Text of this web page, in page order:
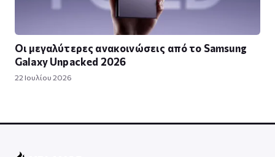
Οι μεγαλύτερες ανακοινώσεις από το Samsung
Galaxy Unpacked 2026
22 Ιουλίου 2026